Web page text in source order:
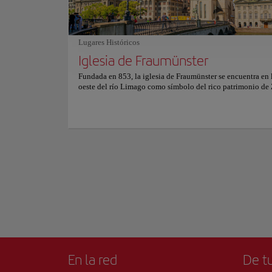
lo convierte en una visita obligada para quienes buscan
cocina local en un entorno inolvidable. Para más
reservas y precios, consulte su sitio web oficial.
Lugares Históricos
Iglesia de Fraumünster
Fundada en 853, la iglesia de Fraumünster se encuentra
oeste del río Limago como símbolo del rico patrimonio de
de la ciudad, este
local. Sus aguas
pintoresco que
Caminar a lo
impresionantes
un espectáculo de
Mostrar más
En la red De